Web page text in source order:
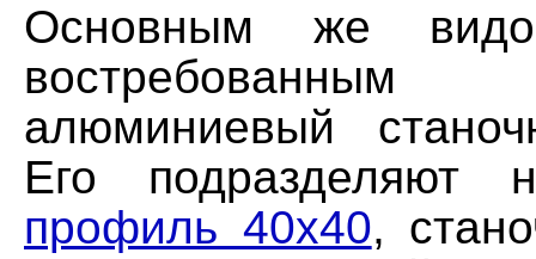
Основным же
алюминиевый
Его
профиль 40х40,